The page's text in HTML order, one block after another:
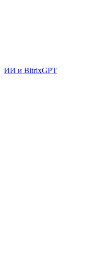
ИИ и BitrixGPT